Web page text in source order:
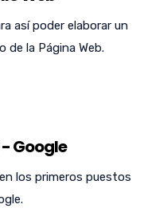
así poder elaborar un
la Página Web.
Google
los primeros puestos